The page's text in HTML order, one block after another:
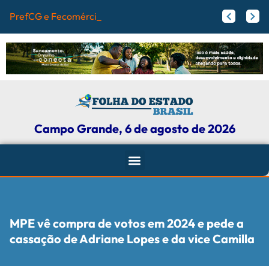
PrefCG e Fecomércio alinham projetos
Campo Grande, 6 de agosto de 2026
MPE vê compra de votos em 2024 e pede a
cassação de Adriane Lopes e da vice Camilla